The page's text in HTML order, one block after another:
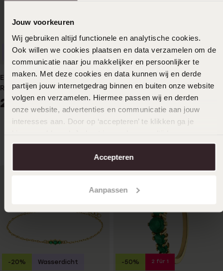
Jouw voorkeuren
Wij gebruiken altijd functionele en analytische cookies.
Ook willen we cookies plaatsen en data verzamelen om de
communicatie naar jou makkelijker en persoonlijker te
maken. Met deze cookies en data kunnen wij en derde
partijen jouw internetgedrag binnen en buiten onze website
volgen en verzamelen. Hiermee passen wij en derden
onze website, advertenties en communicatie aan jouw
interesses aan. Door op ‘accepteren’ te klikken ga je
aanpassen. Lees er meer over in onscookiebeleid.
Accepteren
Aanpassen
Edelstahl-Anhänger-Kette
Rosequarz für Damen
2999
Nachhaltig
Ohrringe aus Edelstahl,
vergoldet, Vintage, Türkis
19
-20% Wasserdicht
-20% Wasserdicht -50% 2 für 1